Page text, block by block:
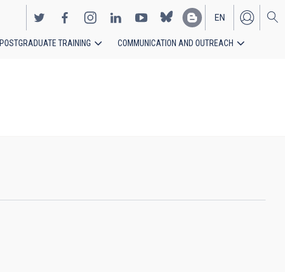
EN
ES
POSTGRADUATE TRAINING COMMUNICATION AND OUTREACH